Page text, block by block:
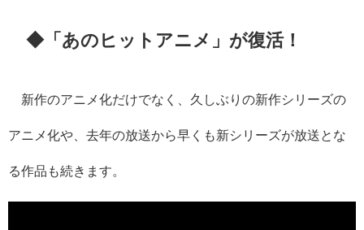
◆「あのヒットアニメ」が復活！
新作のアニメ化だけでなく、久しぶりの新作シリーズの
アニメ化や、去年の放送から早くも新シリーズが放送とな
る作品も続きます。